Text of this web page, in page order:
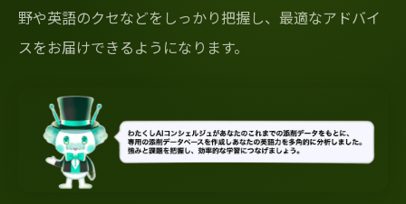
野や英語のクセなどをしっかり把握し、最適なアドバイ
スをお届けできるようになります。